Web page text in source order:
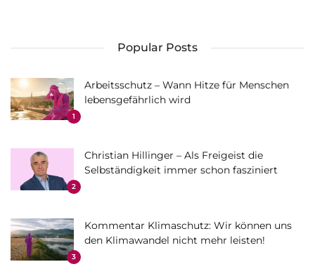
Popular Posts
1
Arbeitsschutz – Wann Hitze für Menschen
lebensgefährlich wird
2
Christian Hillinger – Als Freigeist die
Selbständigkeit immer schon fasziniert
3
Kommentar Klimaschutz: Wir können uns
den Klimawandel nicht mehr leisten!